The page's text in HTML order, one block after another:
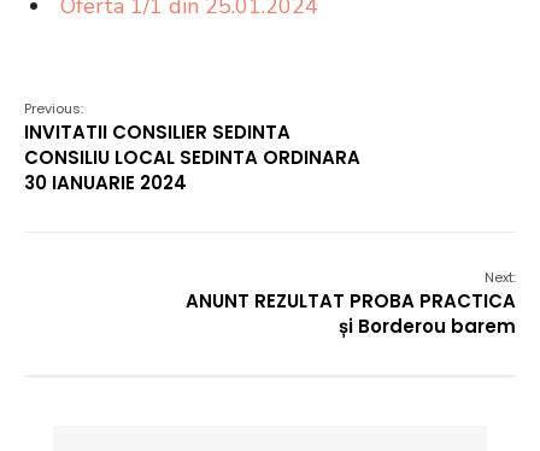
Oferta 1/1 din 25.01.2024
Previous:
INVITATII CONSILIER SEDINTA
CONSILIU LOCAL SEDINTA ORDINARA
30 IANUARIE 2024
Next:
ANUNT REZULTAT PROBA PRACTICA
și Borderou barem